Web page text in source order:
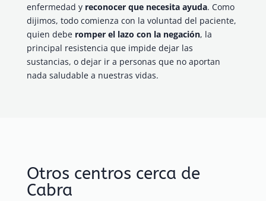
enfermedad y reconocer que necesita ayuda. Como
dijimos, todo comienza con la voluntad del paciente,
quien debe romper el lazo con la negación, la
principal resistencia que impide dejar las
sustancias, o dejar ir a personas que no aportan
nada saludable a nuestras vidas.
Otros centros cerca de
Cabra